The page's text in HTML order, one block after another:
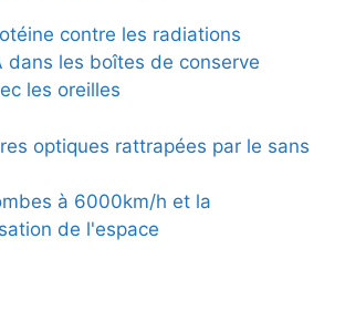
contre les radiations
dans les boîtes de conserve
les oreilles
optiques rattrapées par le sans
à 6000km/h et la
de l'espace